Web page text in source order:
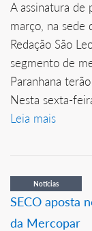
A assinatura de
março, na sede
Redação São
segmento de
Paranhana
Nesta sexta-
Leia mais
Notícias
SECO aposta
da Mercopar